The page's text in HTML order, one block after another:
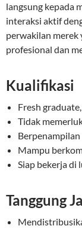
langsung kepada
interaksi aktif
perwakilan merek
profesional dan
Kualifikasi
Fresh
Tidak
Mampu
Siap bekerja di
Tanggung